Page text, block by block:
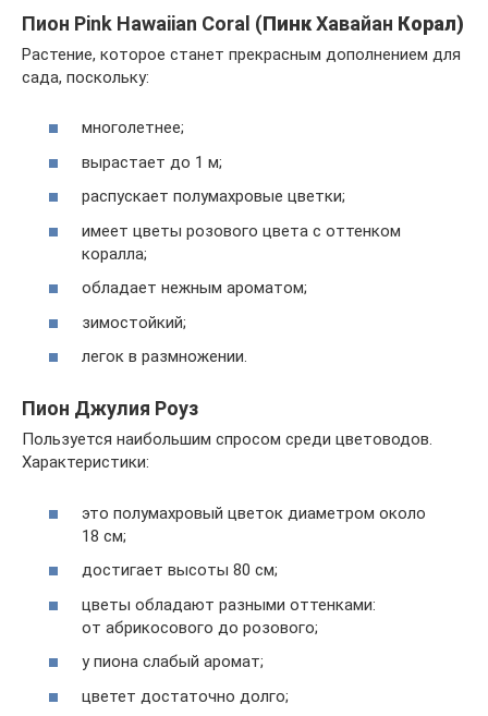
Пион Pink Hawaiian Coral (ПинкХавайан Корал)
Растение, которое станет прекрасным дополнением для
сада, поскольку:
многолетнее;
вырастает до 1 м;
распускает полумахровые цветки;
имеет цветы розового цвета с оттенком
коралла;
обладает нежным ароматом;
зимостойкий;
легок в размножении.
Пион Джулия Роуз
Пользуется наибольшим спросом среди цветоводов.
Характеристики:
это полумахровый цветок диаметром около
18 см;
достигает высоты 80 см;
цветы обладают разными оттенками:
от абрикосового до розового;
у пиона слабый аромат;
цветет достаточно долго;